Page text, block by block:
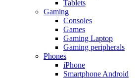
Tablets
Gaming
Consoles
Games
Gaming Laptop
Gaming peripherals
Phones
iPhone
Smartphone Android